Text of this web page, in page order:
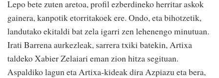
Lepo bete zuten aretoa, profil ezberdineko herritar askok
gainera, kanpotik etorritakoek ere. Ondo, eta bihotzetik,
landutako ekitaldi bat zela igarri zen lehenengo minutuan.
Irati Barrena aurkezleak, sarrera txiki batekin, Artixa
taldeko Xabier Zelaiari eman zion hitza segituan.
Aspaldiko lagun eta Artixa-kideak dira Azpiazu eta bera,